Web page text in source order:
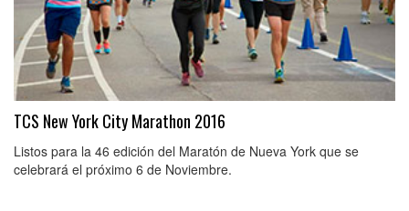
TCS New York City Marathon 2016
Listos para la 46 edición del Maratón de Nueva York que se
celebrará el próximo 6 de Noviembre.